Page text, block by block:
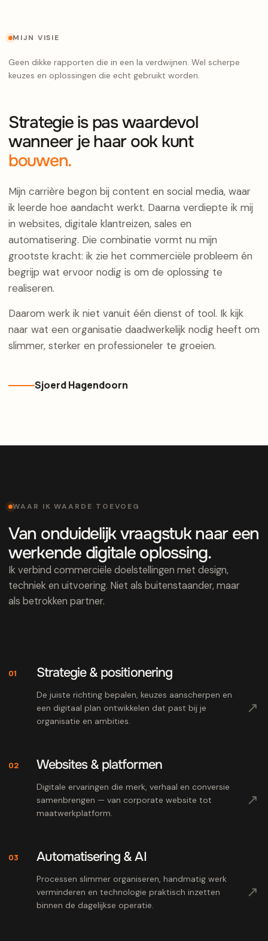
MIJN VISIE
Geen dikke rapporten die in een la verdwijnen. Wel scherpe
keuzes en oplossingen die echt gebruikt worden.
Strategie is pas waardevol
wanneer je haar ook kunt
bouwen.
Mijn carrière begon bij content en social media, waar
ik leerde hoe aandacht werkt. Daarna verdiepte ik mij
in websites, digitale klantreizen, sales en
automatisering. Die combinatie vormt nu mijn
grootste kracht: ik zie het commerciële probleem én
begrijp wat ervoor nodig is om de oplossing te
realiseren.
Daarom werk ik niet vanuit één dienst of tool. Ik kijk
naar wat een organisatie daadwerkelijk nodig heeft om
slimmer, sterker en professioneler te groeien.
Sjoerd Hagendoorn
WAAR IK WAARDE TOEVOEG
Van onduidelijk vraagstuk naar een
werkende digitale oplossing.
Ik verbind commerciële doelstellingen met design,
techniek en uitvoering. Niet als buitenstaander, maar
als betrokken partner.
01 Strategie & positionering
De juiste richting bepalen, keuzes aanscherpen en
een digitaal plan ontwikkelen dat past bij je
organisatie en ambities.
↗
02 Websites & platformen
Digitale ervaringen die merk, verhaal en conversie
samenbrengen — van corporate website tot
maatwerkplatform.
↗
03 Automatisering & AI
Processen slimmer organiseren, handmatig werk
verminderen en technologie praktisch inzetten
binnen de dagelijkse operatie.
↗